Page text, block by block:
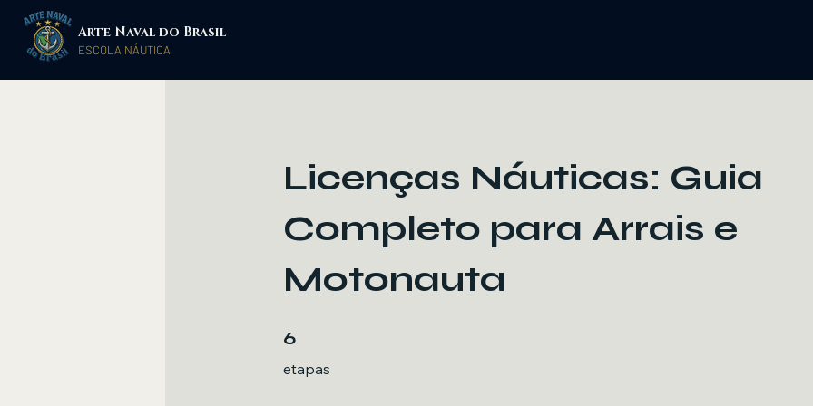
Arte Naval do Brasil
​ESCOLA NÁUTICA
Licenças Náuticas: Guia
Completo para Arrais e
Motonauta
6
etapas
6 etapas